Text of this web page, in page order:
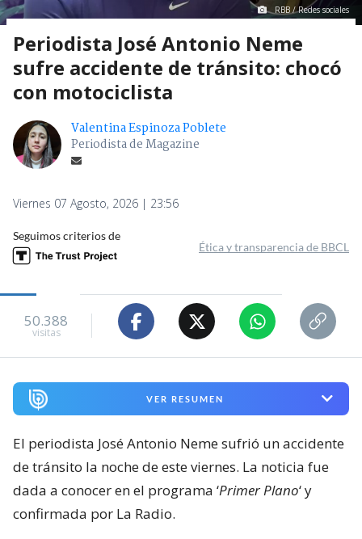
RBB / Redes sociales
Periodista José Antonio Neme
sufre accidente de tránsito: chocó
con motociclista
Valentina Espinoza Poblete
Periodista de Magazine
Viernes 07 Agosto, 2026 | 23:56
Seguimos criterios de
Ética y transparencia de BBCL
50.388
visitas
VER RESUMEN
El periodista José Antonio Neme sufrió un accidente
de tránsito la noche de este viernes. La noticia fue
dada a conocer en el programa ‘Primer Plano‘ y
confirmada por La Radio.